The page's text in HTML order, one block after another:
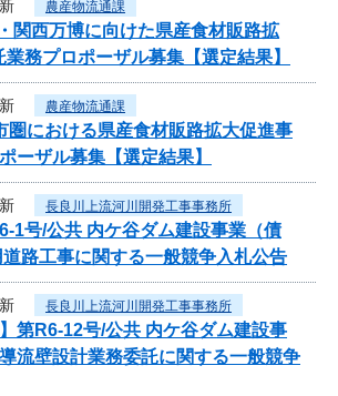
農産物流通課
関西万博に向けた県産食材販路拡
務プロポーザル募集【選定結果】
農産物流通課
圏における県産食材販路拡大促進事
ーザル募集【選定結果】
長良川上流河川開発工事事務所
1号/公共 内ケ谷ダム建設事業（債
路工事に関する一般競争入札公告
長良川上流河川開発工事事務所
第R6-12号/公共 内ケ谷ダム建設事
流壁設計業務委託に関する一般競争